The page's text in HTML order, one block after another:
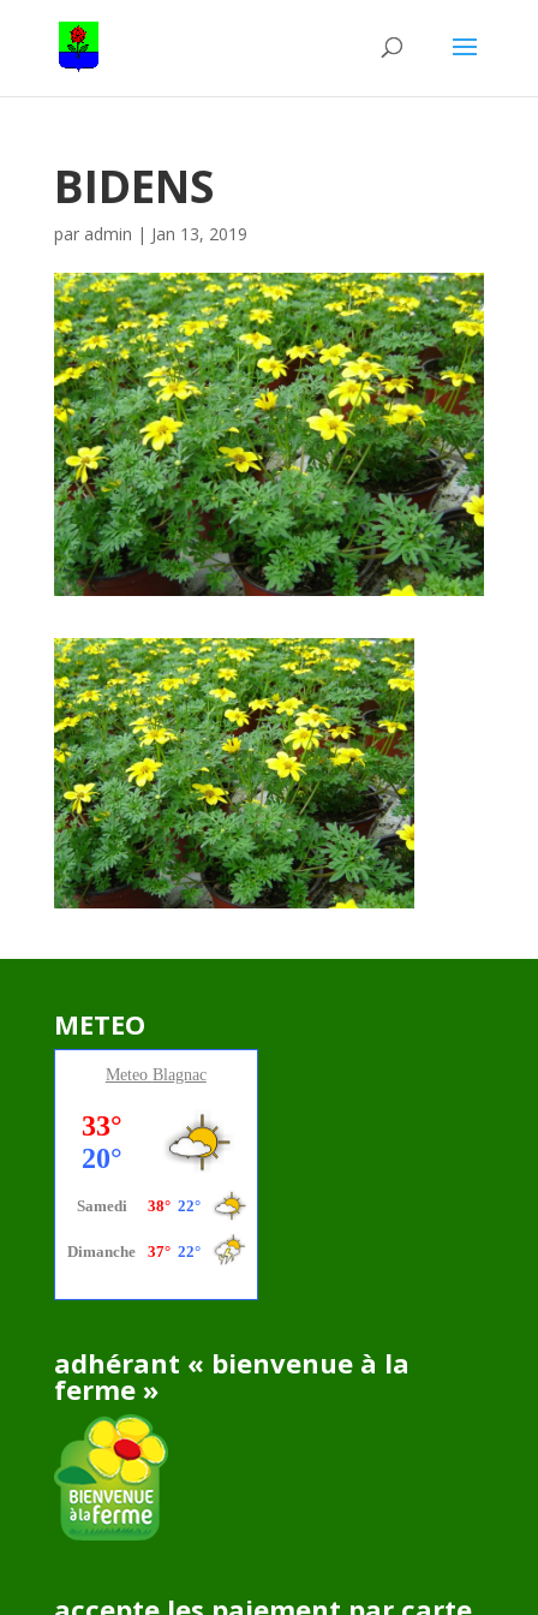
BIDENS
par admin | Jan 13, 2019
METEO
Meteo Blagnac
adhérant « bienvenue à la
ferme »